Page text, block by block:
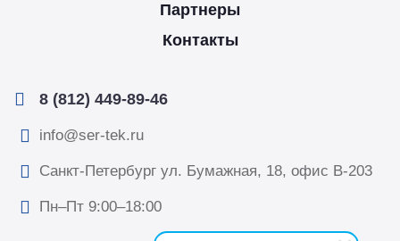
Партнеры
Контакты
8 (812) 449-89-46
info@ser-tek.ru
Санкт-Петербург ул. Бумажная, 18, офис B-203
Пн–Пт 9:00–18:00